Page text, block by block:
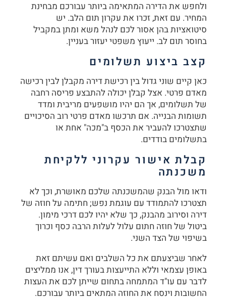
ולחפש את הדירה המתאימה ביותר עבורכם מבחינת
המחיר. עם זאת, זכרו את עקרון תום הלב. יש
סיטואציות בהן אסור לכם לנהל משא ומתן במקביל
בחוסר תום לב. ייעוץ משפטי יעזור בעניין.
קצב ביצוע תשלומים
כאן קיים שוני גדול בין רכישת דירה מקבלן לבין רכישה
מאדם פרטי. אצל קבלן יכולה להתבצע פריסה רחבה
של תשלומים, אך הם יהיו מושפעים מריבית ומדד
תשומות הבנייה. אם תרכשו מאדם פרטי רוב הסיכויים
שתצטרכו להעביר את הכסף ב"מכה" אחת או
בתשלומים בודדים.
קבלת אישור עקרוני ללקיחת
משכנתה
ודאו מול הבנק שהמשכנתה שלכם מאושרת, וכך לא
תצטרכו להתמודד עם עוגמת נפש; חתימה על חוזה של
דירה וסירוב מהבנק, כך שלא יהיו לכם דרכי מימון.
ביטול של חוזה חתום עלול לעלות הרבה כסף וכרוך
בשיפוי של הצד השני.
לאחר שביצעתם את כל השלבים ואם עשיתם זאת
באופן עצמאי וללא התייעצות בעורך דין, אנו ממליצים
לדבר עם עו"ד המתמחה בתחום שייתן לכם את העצות
החשובות וינסח את החוזה המתאים ביותר עבורכם.